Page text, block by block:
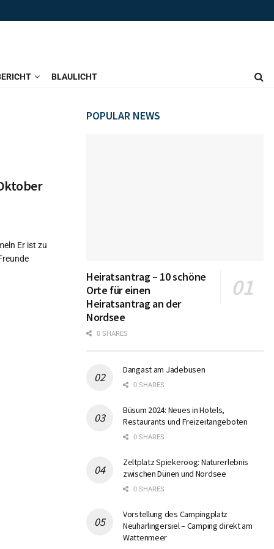
BLAULICHT
Er ist zu
POPULAR NEWS
Heiratsantrag – 10 schöne
Orte für einen
Heiratsantrag an der
Nordsee
0 SHARES
Dangast am Jadebusen
0 SHARES
Büsum 2024: Neues in Hotels,
Restaurants und Freizeitangeboten
0 SHARES
Zeltplatz Spiekeroog: Naturerlebnis
zwischen Dünen und Nordsee
0 SHARES
Vorstellung des Campingplatz
Neuharlingersiel – Camping direkt am
Wattenmeer